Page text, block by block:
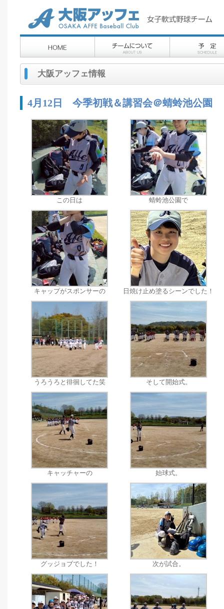
大阪アッフェ情報
4月12日 今季初戦＆講習会＠蜻蛉池公園
この日は 蜻蛉池公園で
キャップがスポンサーの 日焼け止め塗るシーンでした！
うろうろと徘徊してた笑 そして開始式。
キャッチャーの 始球式。
グッジョブでした！ 次が試合。